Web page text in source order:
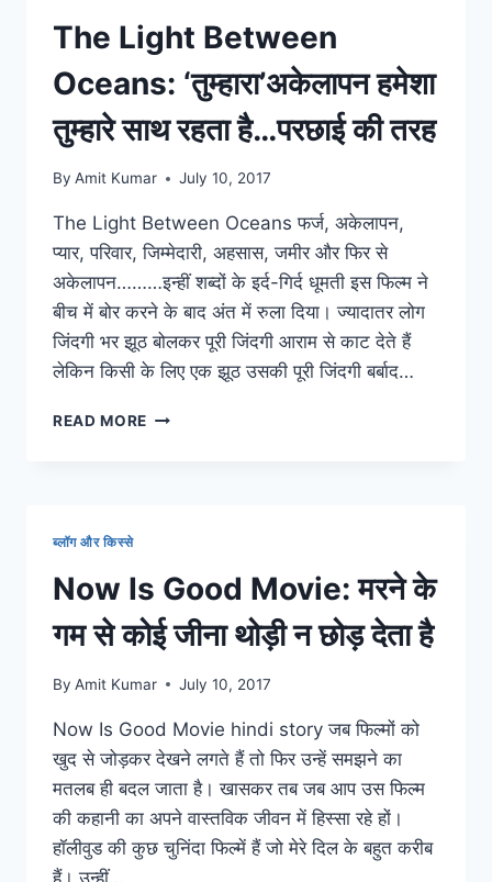
फिल्मों
के
हैं
तो
उनके
की
सीरीज
देख
डालो
The Light Between
Oceans: ‘तुम्हारा’अकेलापन हमेशा
तुम्हारे साथ रहता है…परछाई की तरह
By Amit Kumar July 10, 2017
The Light Between Oceans फर्ज, अकेलापन,
प्यार, परिवार, जिम्मेदारी, अहसास, जमीर और फिर से
अकेलापन………इन्हीं शब्दों के इर्द-गिर्द धूमती इस फिल्म ने
बीच में बोर करने के बाद अंत में रुला दिया। ज्यादातर लोग
जिंदगी भर झूठ बोलकर पूरी जिंदगी आराम से काट देते हैं
लेकिन किसी के लिए एक झूठ उसकी पूरी जिंदगी बर्बाद…
READ MORE THE
साथ
रहता
है…
परछाई
तरह
ब्लॉग और किस्से
Now Is Good Movie: मरने के
गम से कोई जीना थोड़ी न छोड़ देता है
By Amit Kumar July 10, 2017
Now Is Good Movie hindi story जब फिल्मों को
खुद से जोड़कर देखने लगते हैं तो फिर उन्हें समझने का
मतलब ही बदल जाता है। खासकर तब जब आप उस फिल्म
की कहानी का अपने वास्तविक जीवन में हिस्सा रहे हों।
हॉलीवुड की कुछ चुनिंदा फिल्में हैं जो मेरे दिल के बहुत करीब
हैं। उन्हीं…